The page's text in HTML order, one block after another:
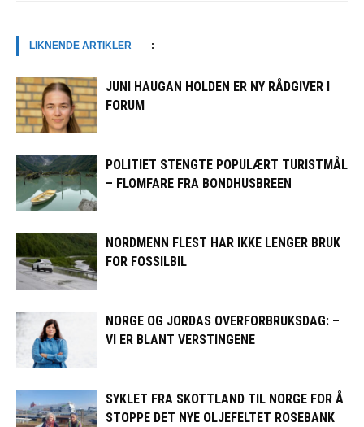
LIKNENDE ARTIKLER :
JUNI HAUGAN HOLDEN ER NY RÅDGIVER I
FORUM
POLITIET STENGTE POPULÆRT TURISTMÅL
– FLOMFARE FRA BONDHUSBREEN
NORDMENN FLEST HAR IKKE LENGER BRUK
FOR FOSSILBIL
NORGE OG JORDAS OVERFORBRUKSDAG: –
VI ER BLANT VERSTINGENE
SYKLET FRA SKOTTLAND TIL NORGE FOR Å
STOPPE DET NYE OLJEFELTET ROSEBANK